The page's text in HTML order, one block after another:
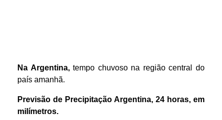
Na Argentina,tempo chuvoso na região central do
país amanhã.
Previsão de Precipitação Argentina, 24 horas, em
milímetros.